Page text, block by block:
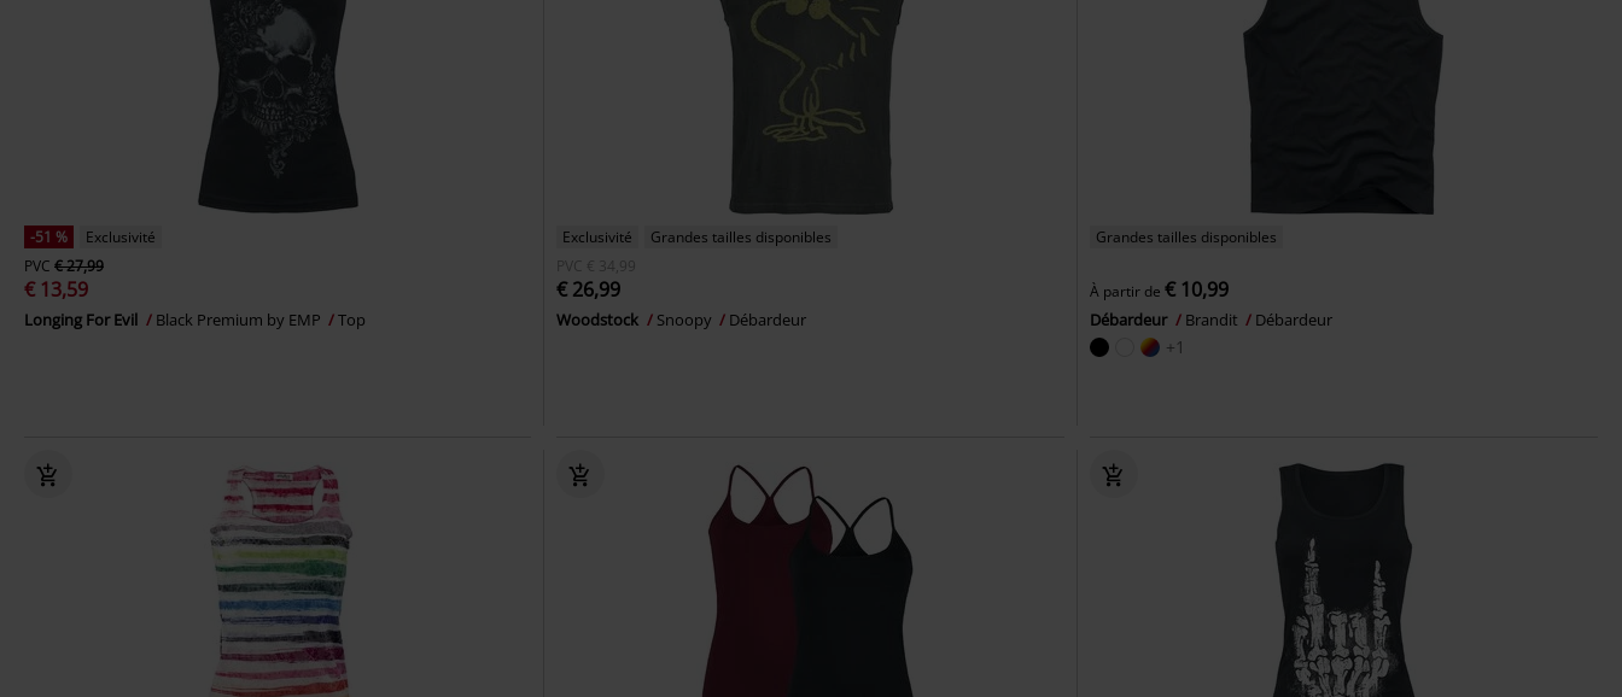
-51 %
Exclusivité
PVC € 27,99
€ 13,59
Longing For Evil Black Premium by EMP Top
Exclusivité
Grandes tailles disponibles
PVC € 34,99
€ 26,99
Woodstock Snoopy Débardeur
Grandes tailles disponibles
À partir de € 10,99
Débardeur Brandit Débardeur
+1